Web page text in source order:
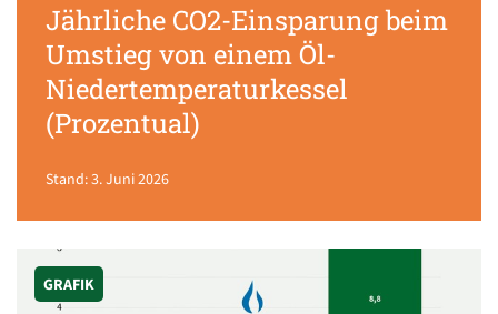
Jährliche CO2-Einsparung beim
Umstieg von einem Öl-
Niedertemperaturkessel
(Prozentual)
Stand: 3. Juni 2026
GRAFIK